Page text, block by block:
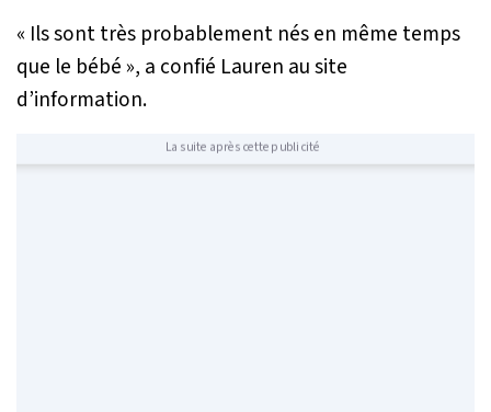
« Ils sont très probablement nés en même temps
que le bébé », a confié Lauren au site
d’information.
La suite après cette publicité